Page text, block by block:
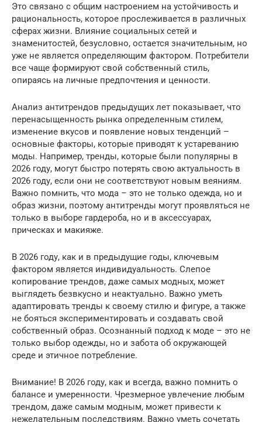
Это связано с общим настроением на устойчивость и
рациональность, которое прослеживается в различных
сферах жизни. Влияние социальных сетей и
знаменитостей, безусловно, остается значительным, но
уже не является определяющим фактором. Потребители
все чаще формируют свой собственный стиль,
опираясь на личные предпочтения и ценности.
Анализ антитрендов предыдущих лет показывает, что
перенасыщенность рынка определенным стилем,
изменение вкусов и появление новых тенденций –
основные факторы, которые приводят к устареванию
моды. Например, тренды, которые были популярны в
2026 году, могут быстро потерять свою актуальность в
2026 году, если они не соответствуют новым веяниям.
Важно помнить, что мода – это не только одежда, но и
образ жизни, поэтому антитренды могут проявляться не
только в выборе гардероба, но и в аксессуарах,
прическах и макияже.
В 2026 году, как и в предыдущие годы, ключевым
фактором является индивидуальность. Слепое
копирование трендов, даже самых модных, может
выглядеть безвкусно и неактуально. Важно уметь
адаптировать тренды к своему стилю и фигуре, а также
не бояться экспериментировать и создавать свой
собственный образ. Осознанный подход к моде – это не
только выбор одежды, но и забота об окружающей
среде и этичное потребление.
Внимание! В 2026 году, как и всегда, важно помнить о
балансе и умеренности. Чрезмерное увлечение любым
трендом, даже самым модным, может привести к
нежелательным последствиям. Важно уметь сочетать